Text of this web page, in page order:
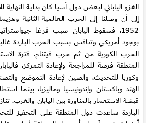
الغزو الياباني لبعض دول آسيا كان بداية النهاية
إلى أن وصلنا إلى الحرب العالمية الثانية
1952، فسقوط اليابان سبب فراغا
بوجود أمريكي وتنافس بسبب الحرب الباردة
الحرب الكورية من ثم حرب فيتنام. فترة
المنطقة فرصة للمراجعة ولإعادة التمركز،
وكوريا للتحديث، والصين لإعادة التموضع
الهند وباكستان وإندونيسيا وماليزيا، بينما
قبضة الاستعمار بالمناورة بين اليابان والغرب.
الباردة ساعدت دول المنطقة على التحفيز